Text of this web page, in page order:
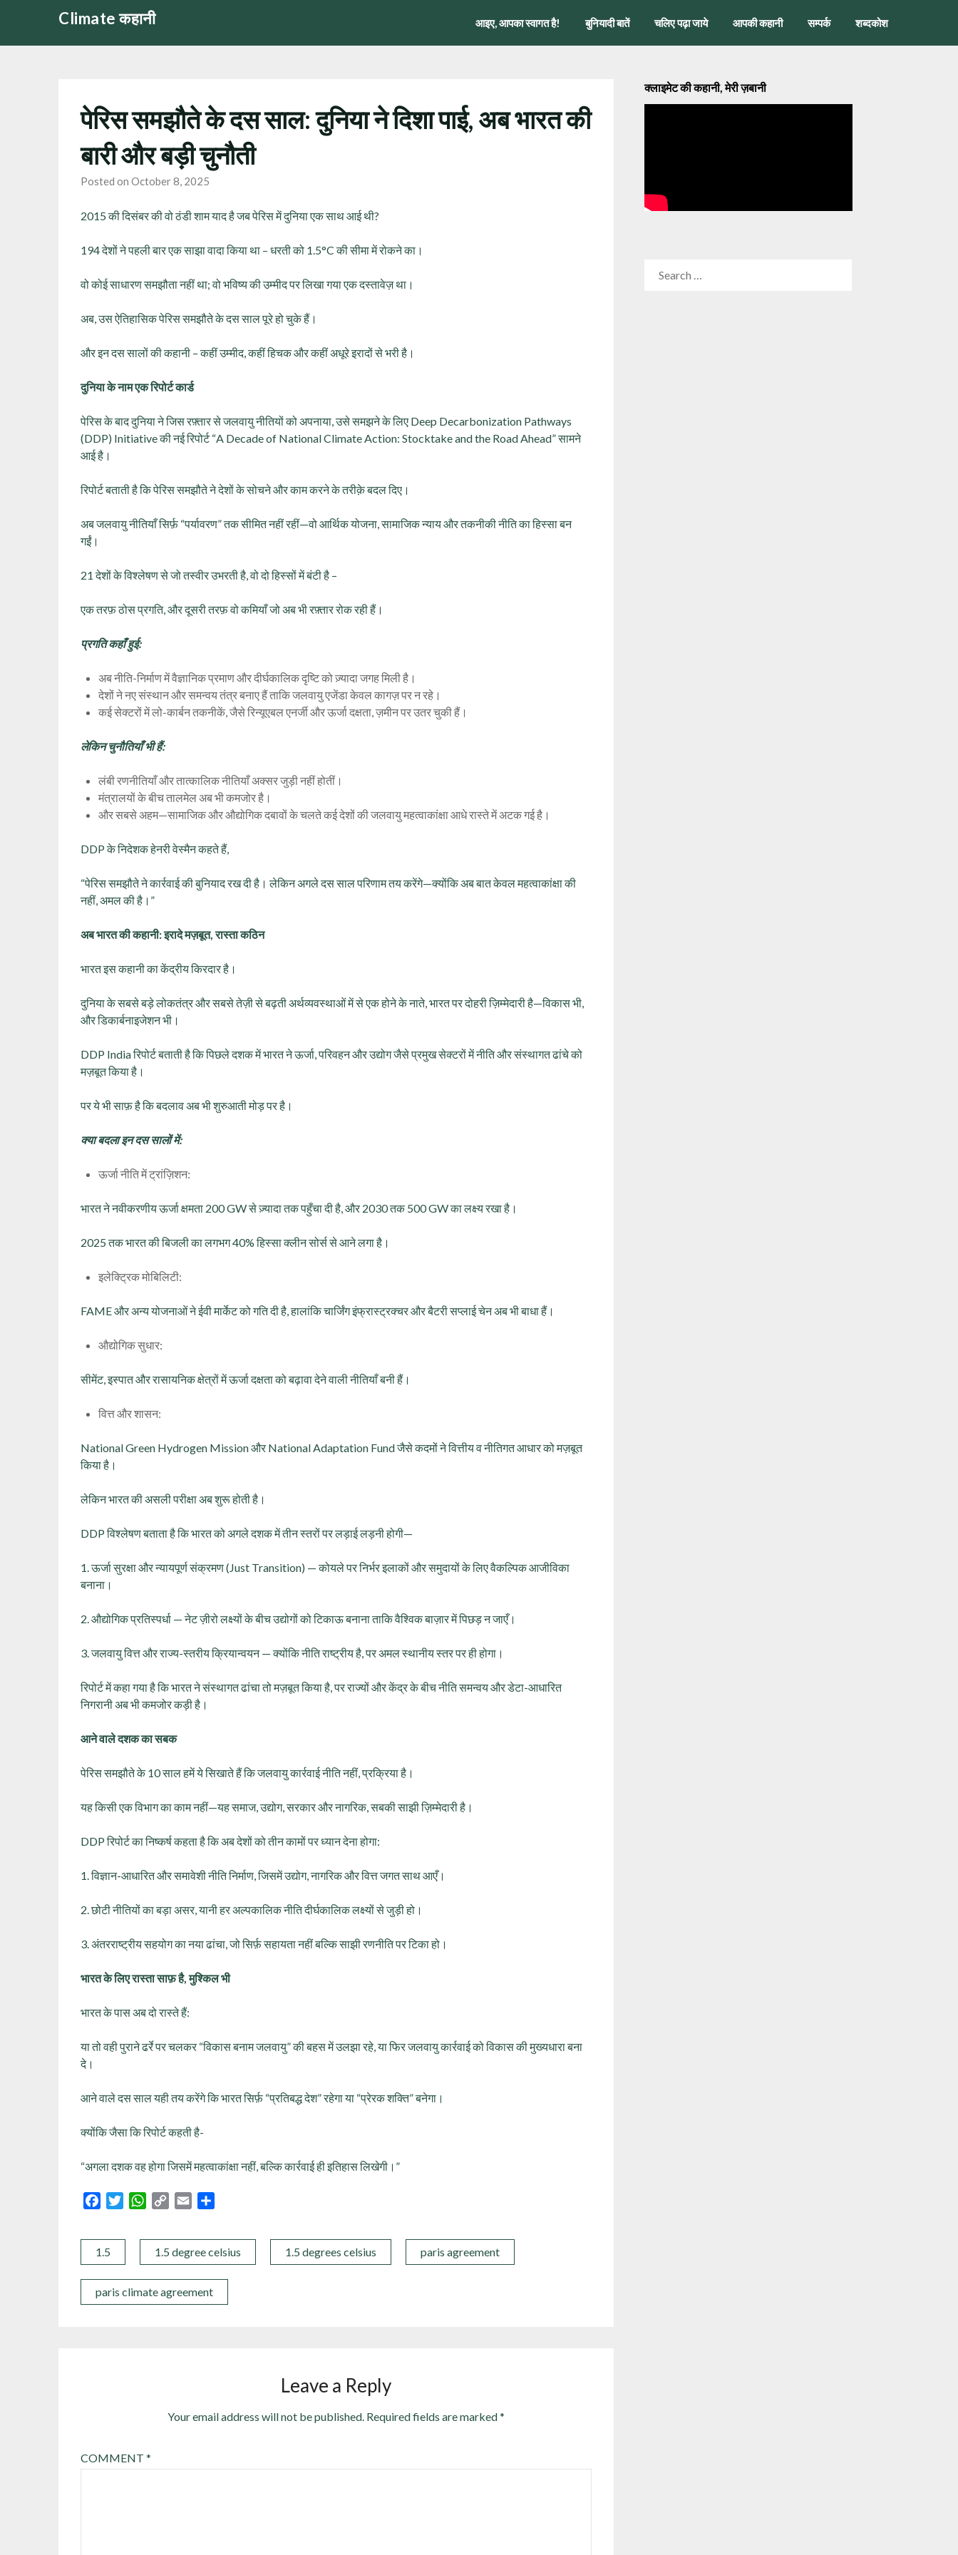
content
Climate कहानी आइए, आपका स्वागत है! बुनियादी बातें चलिए पढ़ा जाये आपकी कहानी सम्पर्क शब्दकोश
पेरिस समझौते के दस साल: दुनिया ने दिशा पाई, अब भारत की
बारी और बड़ी चुनौती
Posted on October 8, 2025
2015 की दिसंबर की वो ठंडी शाम याद है जब पेरिस में दुनिया एक साथ आई थी?
194 देशों ने पहली बार एक साझा वादा किया था – धरती को 1.5°C की सीमा में रोकने का।
वो कोई साधारण समझौता नहीं था; वो भविष्य की उम्मीद पर लिखा गया एक दस्तावेज़ था।
अब, उस ऐतिहासिक पेरिस समझौते के दस साल पूरे हो चुके हैं।
और इन दस सालों की कहानी – कहीं उम्मीद, कहीं हिचक और कहीं अधूरे इरादों से भरी है।
दुनिया के नाम एक रिपोर्ट कार्ड
पेरिस के बाद दुनिया ने जिस रफ़्तार से जलवायु नीतियों को अपनाया, उसे समझने के लिए Deep Decarbonization Pathways
(DDP) Initiative की नई रिपोर्ट “A Decade of National Climate Action: Stocktake and the Road Ahead” सामने
आई है।
रिपोर्ट बताती है कि पेरिस समझौते ने देशों के सोचने और काम करने के तरीक़े बदल दिए।
अब जलवायु नीतियाँ सिर्फ़ “पर्यावरण” तक सीमित नहीं रहीं—वो आर्थिक योजना, सामाजिक न्याय और तकनीकी नीति का हिस्सा बन
गईं।
21 देशों के विश्लेषण से जो तस्वीर उभरती है, वो दो हिस्सों में बंटी है –
एक तरफ़ ठोस प्रगति, और दूसरी तरफ़ वो कमियाँ जो अब भी रफ़्तार रोक रही हैं।
प्रगति कहाँ हुई:
अब नीति-निर्माण में वैज्ञानिक प्रमाण और दीर्घकालिक दृष्टि को ज़्यादा जगह मिली है।
देशों ने नए संस्थान और समन्वय तंत्र बनाए हैं ताकि जलवायु एजेंडा केवल कागज़ पर न रहे।
कई सेक्टरों में लो-कार्बन तकनीकें, जैसे रिन्यूएबल एनर्जी और ऊर्जा दक्षता, ज़मीन पर उतर चुकी हैं।
लेकिन चुनौतियाँ भी हैं:
लंबी रणनीतियाँ और तात्कालिक नीतियाँ अक्सर जुड़ी नहीं होतीं।
मंत्रालयों के बीच तालमेल अब भी कमजोर है।
और सबसे अहम—सामाजिक और औद्योगिक दबावों के चलते कई देशों की जलवायु महत्वाकांक्षा आधे रास्ते में अटक गई है।
DDP के निदेशक हेनरी वेस्मैन कहते हैं,
“पेरिस समझौते ने कार्रवाई की बुनियाद रख दी है। लेकिन अगले दस साल परिणाम तय करेंगे—क्योंकि अब बात केवल महत्वाकांक्षा की
नहीं, अमल की है।”
अब भारत की कहानी: इरादे मज़बूत, रास्ता कठिन
भारत इस कहानी का केंद्रीय किरदार है।
दुनिया के सबसे बड़े लोकतंत्र और सबसे तेज़ी से बढ़ती अर्थव्यवस्थाओं में से एक होने के नाते, भारत पर दोहरी ज़िम्मेदारी है—विकास भी,
और डिकार्बनाइजेशन भी।
DDP India रिपोर्ट बताती है कि पिछले दशक में भारत ने ऊर्जा, परिवहन और उद्योग जैसे प्रमुख सेक्टरों में नीति और संस्थागत ढांचे को
मज़बूत किया है।
पर ये भी साफ़ है कि बदलाव अब भी शुरुआती मोड़ पर है।
क्या बदला इन दस सालों में:
ऊर्जा नीति में ट्रांज़िशन:
भारत ने नवीकरणीय ऊर्जा क्षमता 200 GW से ज़्यादा तक पहुँचा दी है, और 2030 तक 500 GW का लक्ष्य रखा है।
2025 तक भारत की बिजली का लगभग 40% हिस्सा क्लीन सोर्स से आने लगा है।
इलेक्ट्रिक मोबिलिटी:
FAME और अन्य योजनाओं ने ईवी मार्केट को गति दी है, हालांकि चार्जिंग इंफ्रास्ट्रक्चर और बैटरी सप्लाई चेन अब भी बाधा हैं।
औद्योगिक सुधार:
सीमेंट, इस्पात और रासायनिक क्षेत्रों में ऊर्जा दक्षता को बढ़ावा देने वाली नीतियाँ बनी हैं।
वित्त और शासन:
National Green Hydrogen Mission और National Adaptation Fund जैसे कदमों ने वित्तीय व नीतिगत आधार को मज़बूत
किया है।
लेकिन भारत की असली परीक्षा अब शुरू होती है।
DDP विश्लेषण बताता है कि भारत को अगले दशक में तीन स्तरों पर लड़ाई लड़नी होगी—
1. ऊर्जा सुरक्षा और न्यायपूर्ण संक्रमण (Just Transition) — कोयले पर निर्भर इलाकों और समुदायों के लिए वैकल्पिक आजीविका
बनाना।
2. औद्योगिक प्रतिस्पर्धा — नेट ज़ीरो लक्ष्यों के बीच उद्योगों को टिकाऊ बनाना ताकि वैश्विक बाज़ार में पिछड़ न जाएँ।
3. जलवायु वित्त और राज्य-स्तरीय क्रियान्वयन — क्योंकि नीति राष्ट्रीय है, पर अमल स्थानीय स्तर पर ही होगा।
रिपोर्ट में कहा गया है कि भारत ने संस्थागत ढांचा तो मज़बूत किया है, पर राज्यों और केंद्र के बीच नीति समन्वय और डेटा-आधारित
निगरानी अब भी कमजोर कड़ी है।
आने वाले दशक का सबक
पेरिस समझौते के 10 साल हमें ये सिखाते हैं कि जलवायु कार्रवाई नीति नहीं, प्रक्रिया है।
यह किसी एक विभाग का काम नहीं—यह समाज, उद्योग, सरकार और नागरिक, सबकी साझी ज़िम्मेदारी है।
DDP रिपोर्ट का निष्कर्ष कहता है कि अब देशों को तीन कामों पर ध्यान देना होगा:
1. विज्ञान-आधारित और समावेशी नीति निर्माण, जिसमें उद्योग, नागरिक और वित्त जगत साथ आएँ।
2. छोटी नीतियों का बड़ा असर, यानी हर अल्पकालिक नीति दीर्घकालिक लक्ष्यों से जुड़ी हो।
3. अंतरराष्ट्रीय सहयोग का नया ढांचा, जो सिर्फ़ सहायता नहीं बल्कि साझी रणनीति पर टिका हो।
भारत के लिए रास्ता साफ़ है, मुश्किल भी
भारत के पास अब दो रास्ते हैं:
या तो वही पुराने ढर्रे पर चलकर “विकास बनाम जलवायु” की बहस में उलझा रहे, या फिर जलवायु कार्रवाई को विकास की मुख्यधारा बना
दे।
आने वाले दस साल यही तय करेंगे कि भारत सिर्फ़ “प्रतिबद्ध देश” रहेगा या “प्रेरक शक्ति” बनेगा।
क्योंकि जैसा कि रिपोर्ट कहती है-
“अगला दशक वह होगा जिसमें महत्वाकांक्षा नहीं, बल्कि कार्रवाई ही इतिहास लिखेगी।”
FacebookTwitterWhatsApp
Copy
Email
1.5 1.5 degree celsius 1.5 degrees celsius paris agreement
paris climate agreement
Leave a Reply
Your email address will not be published. Required fields are marked*
COMMENT*
क्लाइमेट की कहानी, मेरी ज़बानी